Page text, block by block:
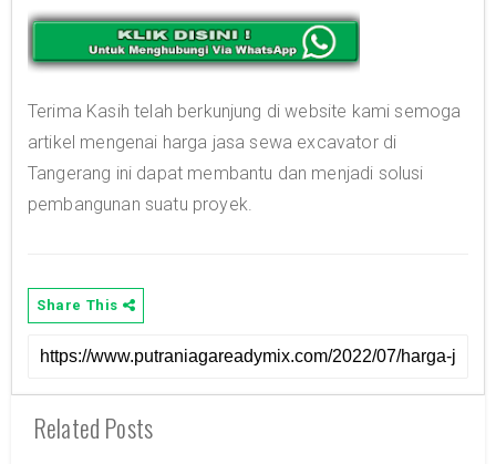
Terima Kasih telah berkunjung di website kami semoga
artikel mengenai harga jasa sewa excavator di
Tangerang ini dapat membantu dan menjadi solusi
pembangunan suatu proyek.
Share This
Related Posts